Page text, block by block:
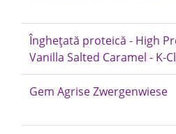
Înghețată proteică - High
Vanilla Salted Caramel - K-
Gem Agrise Zwergenwiese